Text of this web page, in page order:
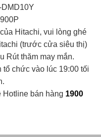
Hitachi, vui lòng ghé
(trước cửa siêu thị)
Rút thăm may mắn.
chức vào lúc 19:00 tối
Hotline bán hàng 1900